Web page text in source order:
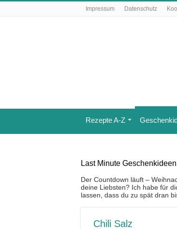
Impressum Datenschutz
Rezepte A-Z
Last Minute Geschenkideen
Der Countdown läuft –
deine Liebsten? Ich habe für
lassen, dass du zu spät dran
Chili Salz